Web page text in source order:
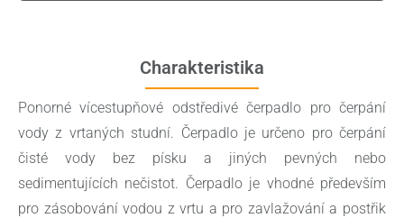
Charakteristika
Ponorné vícestupňové odstředivé čerpadlo pro čerpání
vody z vrtaných studní. Čerpadlo je určeno pro čerpání
čisté vody bez písku a jiných pevných nebo
sedimentujících nečistot. Čerpadlo je vhodné především
pro zásobování vodou z vrtu a pro zavlažování a postřik